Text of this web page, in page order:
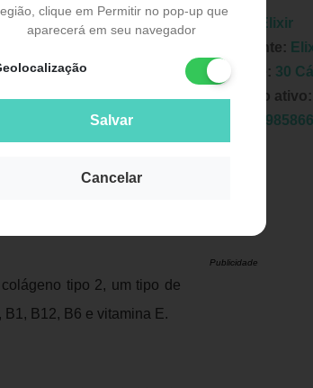
clique em Permitir no pop-up que
aparecerá em seu navegador
Salvar
Cancelar
tipo 2, um tipo de
B12, B6 e vitamina E.
Marca:
Elixir
Fabricante:
Unidade: 30
Principio ativo:
Publicidade